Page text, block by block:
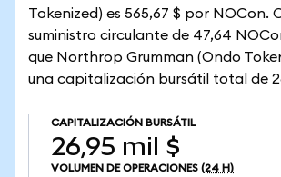
Tokenized) es 565,67 $ por NOCon.
suministro circulante de 47,64
que Northrop Grumman (Ondo
una capitalización bursátil total de
CAPITALIZACIÓN BURSÁTIL
26,95 mil $
VOLUMEN DE OPERACIONES (24 H)